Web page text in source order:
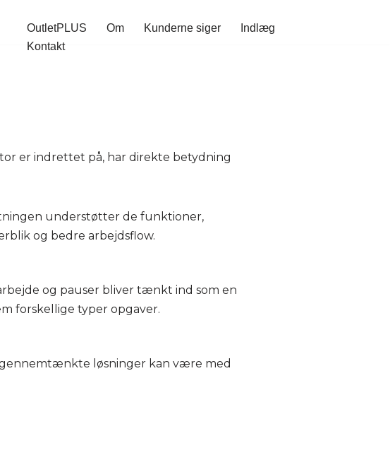
OutletPLUS Om Kunderne siger
Indlæg
Kontakt
er indrettet på, har direkte betydning
understøtter de funktioner,
og bedre arbejdsflow.
og pauser bliver tænkt ind som en
forskellige typer opgaver.
løsninger kan være med